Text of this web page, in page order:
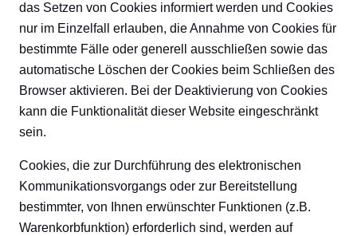
das Setzen von Cookies informiert werden und Cookies
nur im Einzelfall erlauben, die Annahme von Cookies für
bestimmte Fälle oder generell ausschließen sowie das
automatische Löschen der Cookies beim Schließen des
Browser aktivieren. Bei der Deaktivierung von Cookies
kann die Funktionalität dieser Website eingeschränkt
sein.
Cookies, die zur Durchführung des elektronischen
Kommunikationsvorgangs oder zur Bereitstellung
bestimmter, von Ihnen erwünschter Funktionen (z.B.
Warenkorbfunktion) erforderlich sind, werden auf